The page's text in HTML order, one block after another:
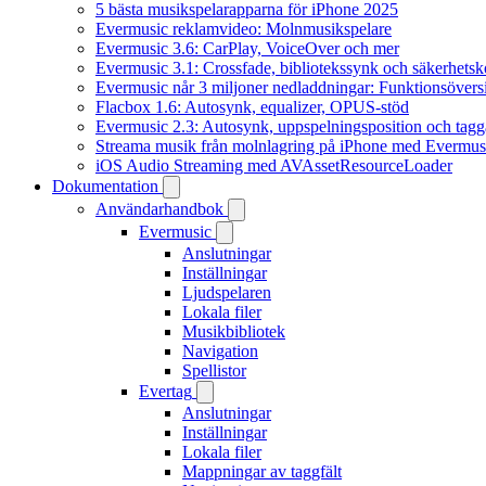
5 bästa musikspelarapparna för iPhone 2025
Evermusic reklamvideo: Molnmusikspelare
Evermusic 3.6: CarPlay, VoiceOver och mer
Evermusic 3.1: Crossfade, bibliotekssynk och
Evermusic når 3 miljoner nedladdningar:
Flacbox 1.6: Autosynk, equalizer, OPUS-stöd
Evermusic 2.3: Autosynk, uppspelningsposition och
Streama musik från molnlagring på iPhone med
iOS Audio Streaming med AVAssetResourceLoader
Dokumentation
Användarhandbok
Evermusic
Anslutningar
Inställningar
Ljudspelaren
Lokala filer
Musikbibliotek
Navigation
Spellistor
Evertag
Anslutningar
Inställningar
Lokala filer
Mappningar av taggfält